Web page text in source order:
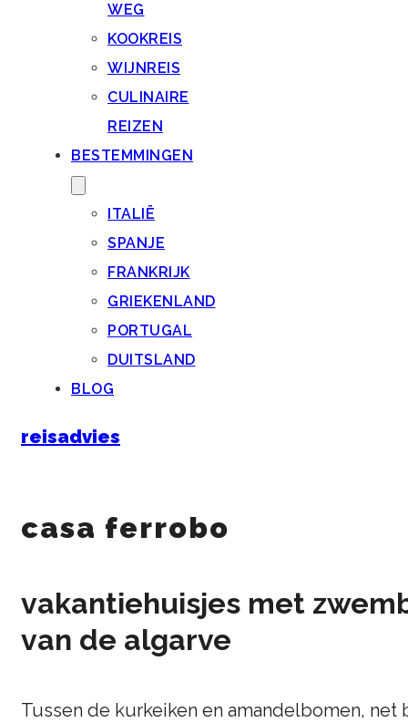
WEG
KOOKREIS
WIJNREIS
CULINAIRE
REIZEN
BESTEMMINGEN
ITALIË
SPANJE
FRANKRIJK
GRIEKENLAND
PORTUGAL
DUITSLAND
BLOG
reisadvies
casa ferrobo
vakantiehuisjes met
van de algarve
Tussen de kurkeiken en amandelbomen, net